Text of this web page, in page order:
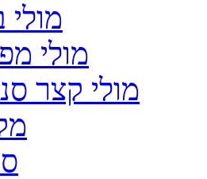
מולי
מולי
מולי קצר